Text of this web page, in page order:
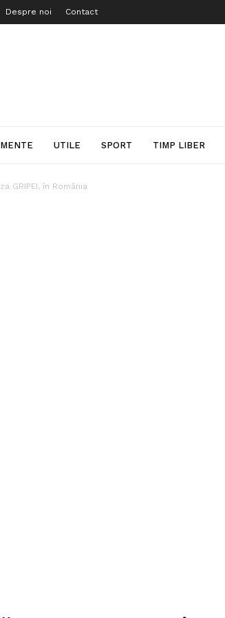
Despre noi Contact
UTILE SPORT TIMP LIBER
GRIPEI, în România